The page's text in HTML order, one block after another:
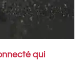
qui